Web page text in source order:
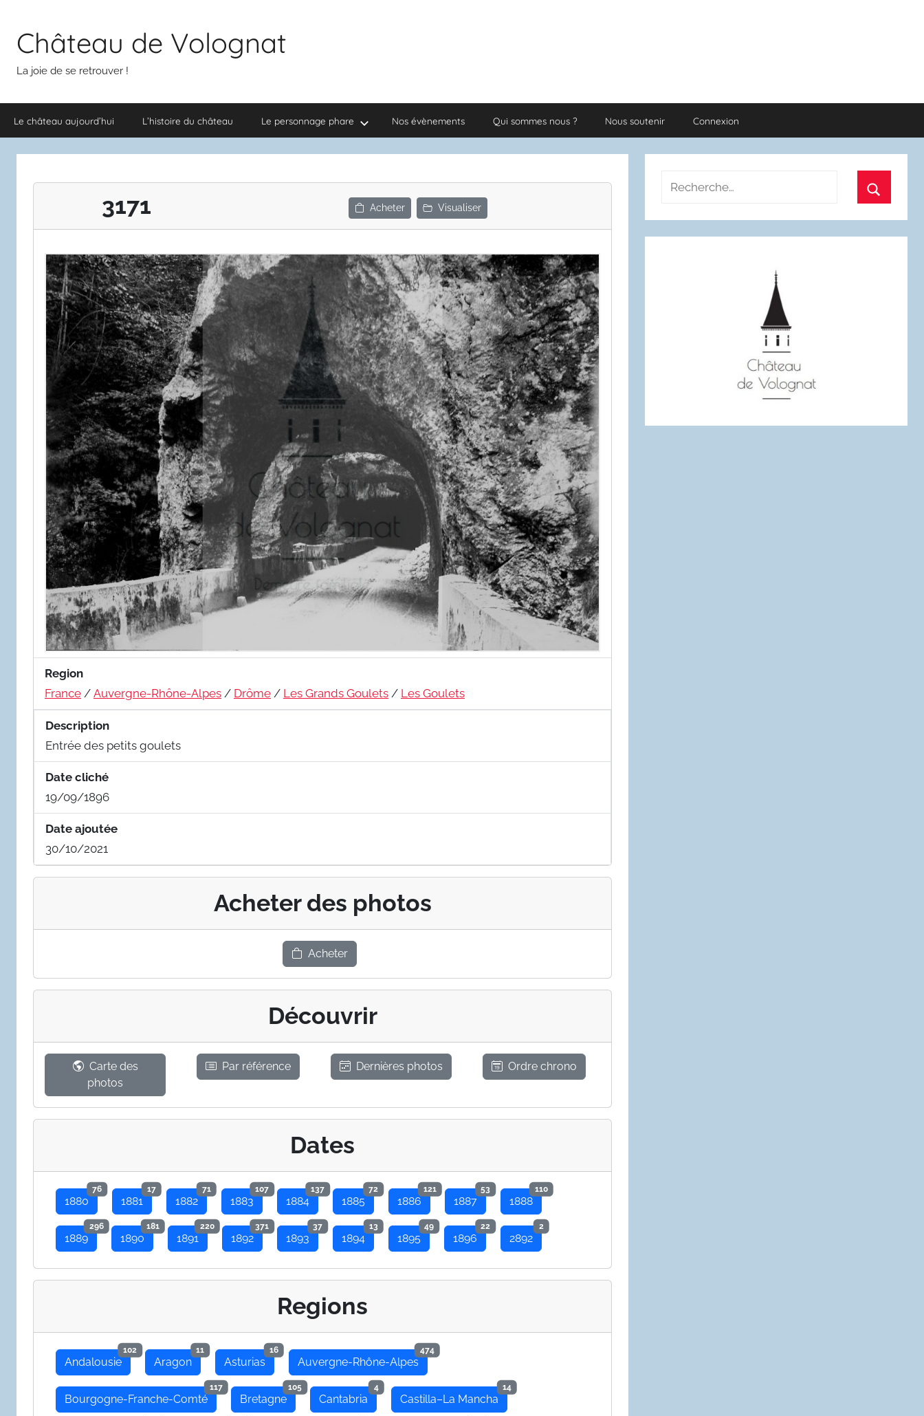
contenuChâteau de Volognat
La joie de se retrouver !
Le château aujourd’hui L’histoire du château Le personnage phare Nos évènements Qui sommes nous ? Nous soutenir Connexion
3171 Acheter Visualiser
Region
France / Auvergne-Rhône-Alpes / Drôme / Les Grands Goulets / Les Goulets
Description
Entrée des petits goulets
Date cliché
19/09/1896
Date ajoutée
30/10/2021
Acheter des photos
Acheter
Découvrir
Carte des
photos
Par référence Dernières photos Ordre chrono
Dates
1880
76
1881
17
1882
71
1883
107
1884
137
1885
72
1886
121
1887
53
1888
110
1889
296
1890
181
1891
220
1892
371
1893
37
1894
13
1895
49
1896
22
2892
2
Regions
Andalousie
102
Aragon
11
Asturias
16
Auvergne-Rhône-Alpes
474
Bourgogne-Franche-Comté
117
Bretagne
105
Cantabria
4
Castilla–La Mancha
14
Recherche
: